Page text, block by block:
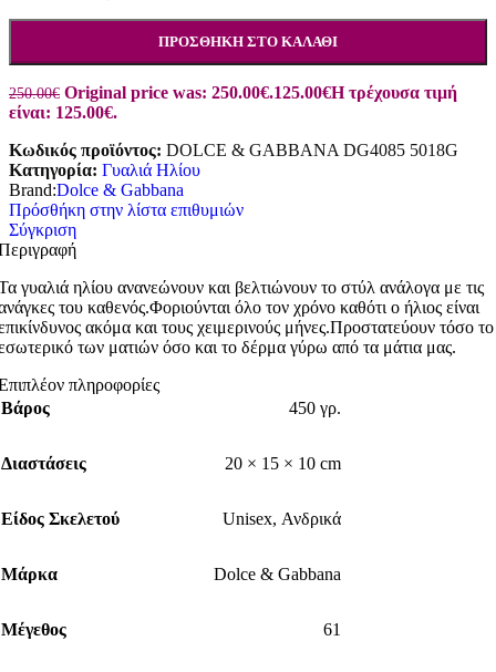
ΠΡΟΣΘΉΚΗ ΣΤΟ ΚΑΛΆΘΙ
250.00€ Original price was: 250.00€.125.00€Η τρέχουσα τιμή
είναι: 125.00€.
Κωδικός προϊόντος: DOLCE & GABBANA DG4085 5018G
Κατηγορία: Γυαλιά Ηλίου
Brand:Dolce & Gabbana
Πρόσθήκη στην λίστα επιθυμιών
Σύγκριση
γυαλιά ηλίου ανανεώνουν και βελτιώνουν το στύλ ανάλογα με τις
του καθενός.Φοριούνται όλο τον χρόνο καθότι ο ήλιος είναι
ακόμα και τους χειμερινούς μήνες.Προστατεύουν τόσο το
των ματιών όσο και το δέρμα γύρω από τα μάτια μας.
πληροφορίες
Βάρος
450 γρ.
Διαστάσεις 20 × 15 × 10 cm
Είδος Σκελετού Unisex, Ανδρικά
Μάρκα Dolce & Gabbana
Μέγεθος 61